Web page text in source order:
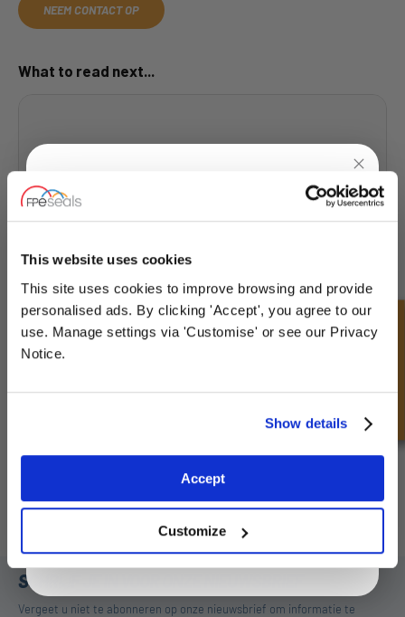
This website uses cookies
This site uses cookies to improve browsing and provide
personalised ads. By clicking 'Accept', you agree to our
use. Manage settings via 'Customise' or see our Privacy
Notice.
Show details
Accept
Customize
NEEM CONTACT OP
What to read next...
Wat zijn oliekeerringen?
Read more
SCHRIJF JE IN VOOR ONZE NIEUWSBRIEF
Vergeet u niet te abonneren op onze nieuwsbrief om informatie te
Snel onderzoek
UNLOCK10% OFF
YOURFIRST ORDER
Sign up for special offers and exclusive
deals
By entering your email address you are agreeing to our
privacy policy.